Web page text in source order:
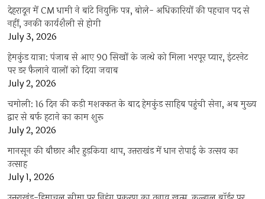
देहरादून में CM धामी ने बांटे नियुक्ति पत्र, बोले- अधिकारियों की पहचान पद से
नहीं, उनकी कार्यशैली से होगी
July 3, 2026
हेमकुंड यात्रा: पंजाब से आए 90 सिखों के जत्थे को मिला भरपूर प्यार, इंटरनेट
पर डर फैलाने वालों को दिया जवाब
July 2, 2026
चमोली: 16 दिन की कड़ी मशक्कत के बाद हेमकुंड साहिब पहुंची सेना, अब मुख्य
द्वार से बर्फ हटाने का काम शुरू
July 2, 2026
मानसून की बौछार और हुड़किया थाप, उत्तराखंड में धान रोपाई के उत्सव का
उत्साह
July 1, 2026